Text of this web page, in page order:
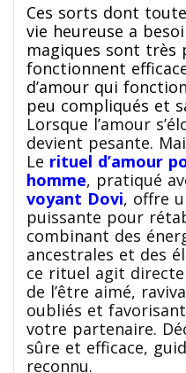
Ces sorts dont
vie heureuse a
magiques sont très
fonctionnent
d’amour qui
peu compliqués et
Lorsque l’amour
devient pesante.
Le rituel d’amour
homme, pratiqué
voyant Dovi, offre
puissante pour
combinant des
ancestrales et des
ce rituel agit
de l’être aimé,
oubliés et
votre partenaire.
sûre et efficace,
reconnu.